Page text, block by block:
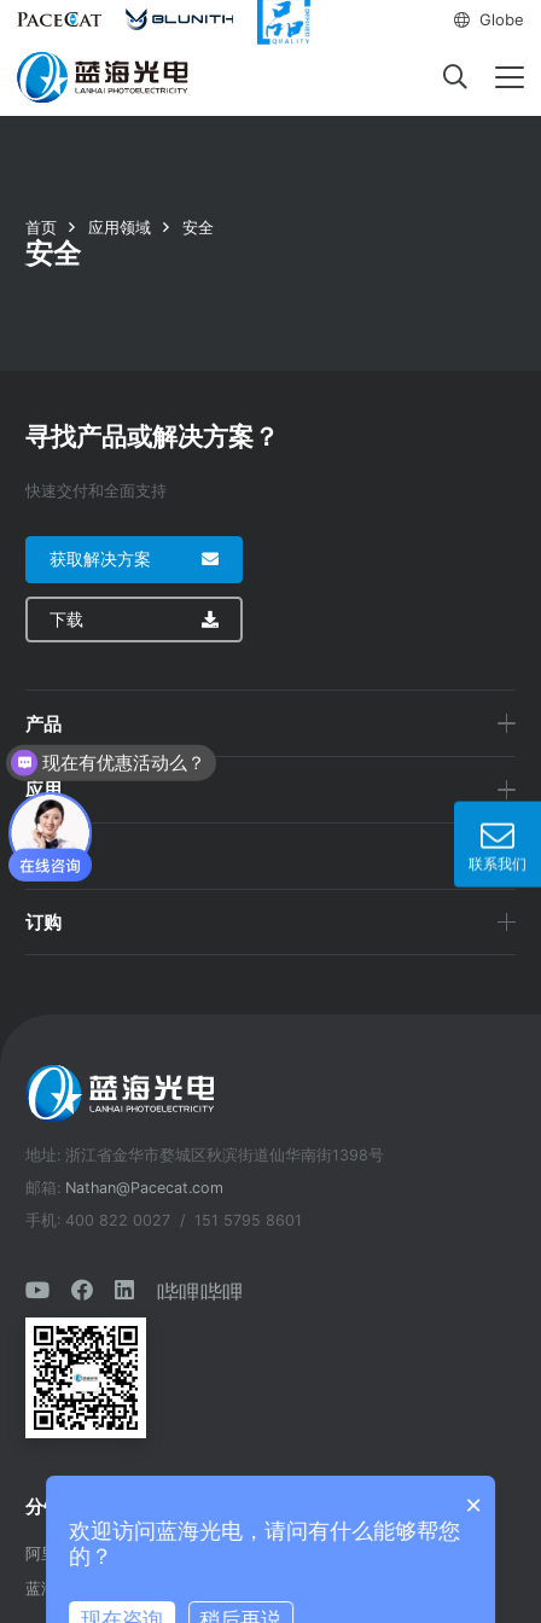
Globe
首页 应用领域 安全
安全
寻找产品或解决方案？
快速交付和全面支持
获取解决方案
下载
产品
应用
公司
订购
地址: 浙江省金华市婺城区秋滨街道仙华南街1398号
邮箱: Nathan@Pacecat.com
手机: 400 822 0027 / 151 5795 8601
哔哩哔哩
分销渠道
阿里巴巴官方
蓝海光电英文站
联系我们
现在有优惠活动么？
×
欢迎访问蓝海光电，请问有什么能够帮您
的？